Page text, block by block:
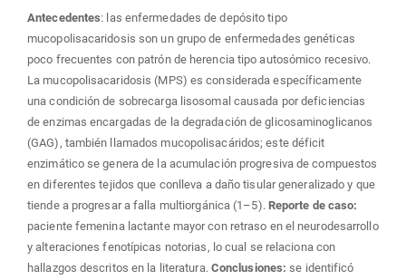
Antecedentes: las enfermedades de depósito tipo
mucopolisacaridosis son un grupo de enfermedades genéticas
poco frecuentes con patrón de herencia tipo autosómico recesivo.
La mucopolisacaridosis (MPS) es considerada específicamente
una condición de sobrecarga lisosomal causada por deficiencias
de enzimas encargadas de la degradación de glicosaminoglicanos
(GAG), también llamados mucopolisacáridos; este déficit
enzimático se genera de la acumulación progresiva de compuestos
en diferentes tejidos que conlleva a daño tisular generalizado y que
tiende a progresar a falla multiorgánica (1–5). Reporte de caso:
paciente femenina lactante mayor con retraso en el neurodesarrollo
y alteraciones fenotípicas notorias, lo cual se relaciona con
hallazgos descritos en la literatura. Conclusiones: se identificó